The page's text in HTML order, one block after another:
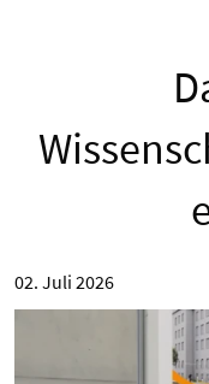
02. Juli 2026